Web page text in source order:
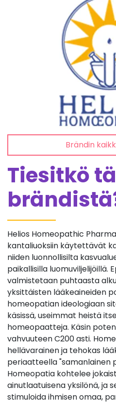
Brändin
Tiesitkö
Helios Homeopathic
kantaliuoksiin käytettävät
niiden luonnollisilta
paikallisilla luomuviljelijöillä.
valmistetaan puhtaasta
yksittäisten lääkeaineiden
homeopatian ideologiaan
käsissä, useimmat heistä
homeopaatteja. Käsin
vahvuuteen C200 asti.
hellävarainen ja tehokas
periaatteella "samanlainen
Homeopatia kohtelee
ainutlaatuisena yksilönä, ja
stimuloida ihmisen omaa,